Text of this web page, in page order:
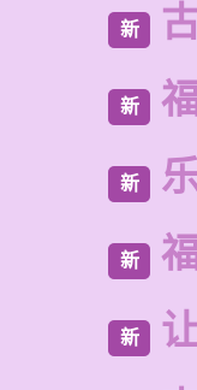
新
新
新
新
新